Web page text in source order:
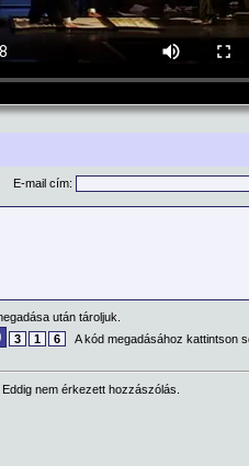
E-mail cím:
után tároljuk.
3 1 6 A kód megadásához kattintson
Eddig nem érkezett hozzászólás.